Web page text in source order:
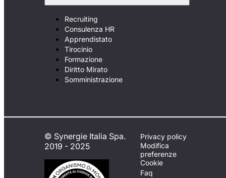
Recruiting
Consulenza HR
Apprendistato
Tirocinio
Formazione
Diritto Mirato
Somministrazione
© Synergie Italia Spa.
2019 - 2025
Privacy policy
Modifica
preferenze
Cookie
Faq